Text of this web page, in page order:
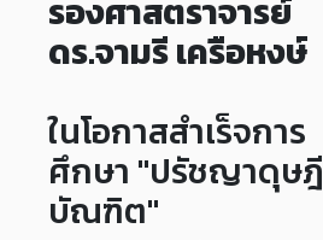
รองศาสตราจารย์
ดร.จามรี เครือหงษ์
ในโอกาสสำเร็จการ
ศึกษา "ปรัชญาดุษฎี
บัณฑิต"